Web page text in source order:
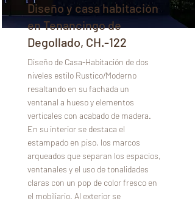
Diseño y casa habitación
en Tenancingo de
Degollado, CH.-122
Diseño de Casa-Habitación de dos
niveles estilo Rustico/Moderno
resaltando en su fachada un
ventanal a hueso y elementos
verticales con acabado de madera.
En su interior se destaca el
estampado en piso, los marcos
arqueados que separan los espacios,
ventanales y el uso de tonalidades
claras con un pop de color fresco en
el mobiliario. Al exterior se